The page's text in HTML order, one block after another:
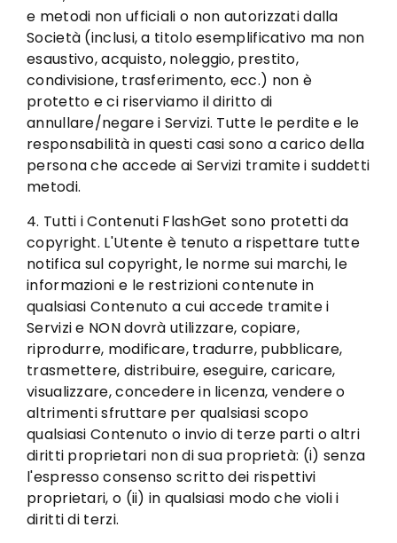
e metodi non ufficiali o non autorizzati dalla
Società (inclusi, a titolo esemplificativo ma non
esaustivo, acquisto, noleggio, prestito,
condivisione, trasferimento, ecc.) non è
protetto e ci riserviamo il diritto di
annullare/negare i Servizi. Tutte le perdite e le
responsabilità in questi casi sono a carico della
persona che accede ai Servizi tramite i suddetti
metodi.
4. Tutti i Contenuti FlashGet sono protetti da
copyright. L'Utente è tenuto a rispettare tutte
notifica sul copyright, le norme sui marchi, le
informazioni e le restrizioni contenute in
qualsiasi Contenuto a cui accede tramite i
Servizi e NON dovrà utilizzare, copiare,
riprodurre, modificare, tradurre, pubblicare,
trasmettere, distribuire, eseguire, caricare,
visualizzare, concedere in licenza, vendere o
altrimenti sfruttare per qualsiasi scopo
qualsiasi Contenuto o invio di terze parti o altri
diritti proprietari non di sua proprietà: (i) senza
l'espresso consenso scritto dei rispettivi
proprietari, o (ii) in qualsiasi modo che violi i
diritti di terzi.